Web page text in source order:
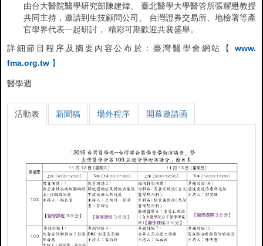
由台大醫院醫學研究部陳建煒、 臺北醫學大學醫管所張耀懋教授
共同主持，邀請到生技顧問公司、 台灣證券交易所、地檢署等產
官學界代表一起研討， 精彩可期歡迎共襄盛舉。
詳細節目程序及摘要內容公布於：臺灣醫學會網站【
www.
fma.org.tw 】
醫學週
活動表 新聞稿 場外程序 開幕邀請函